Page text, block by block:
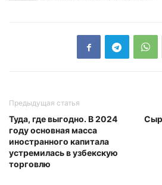
Предыдущая статья
Туда, где выгодно. В 2024
году основная масса
иностранного капитала
устремилась в узбекскую
торговлю